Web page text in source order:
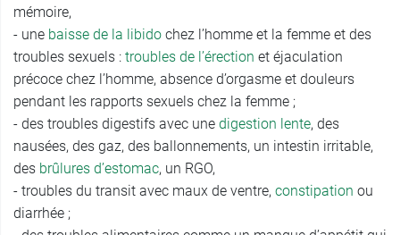
mémoire,
- une baisse de la libido chez l’homme et la femme et des
troubles sexuels : troubles de l’érection et éjaculation
précoce chez l’homme, absence d’orgasme et douleurs
pendant les rapports sexuels chez la femme ;
- des troubles digestifs avec une digestion lente, des
nausées, des gaz, des ballonnements, un intestin irritable,
des brûlures d’estomac, un RGO,
- troubles du transit avec maux de ventre, constipation ou
diarrhée ;